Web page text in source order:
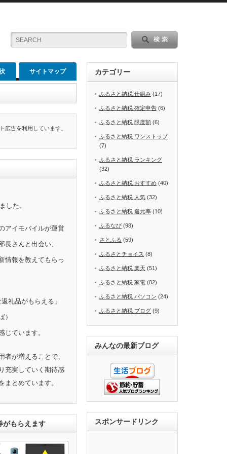
サイトマップ
広告を利用しています。
した。
アイモバイルが運営
長さんと出会い、
情報を教えてもらっ
礼品がもらえる」
）
じています。
者が増えることで、
充実していく期待感
まとめています。
がもらえます
カテゴリー
ふるさと納税 仕組み (17)
ふるさと納税 確定申告 (6)
ふるさと納税 限度額 (6)
ふるさと納税 ワンストップ
(7)
ふるさと納税 ランキング
(32)
ふるさと納税 おすすめ (40)
ふるさと納税 人気 (32)
ふるさと納税 還元率 (10)
ふるなび (98)
さとふる (59)
ふるさとチョイス (8)
ふるさと納税 楽天 (51)
ふるさと納税 家電 (82)
ふるさと納税 パソコン (24)
ふるさと納税 ブログ (9)
みんなの最新ブログ
スポンサードリンク